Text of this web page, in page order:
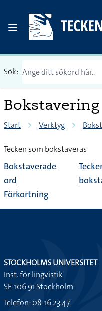
Sök:
Bokstavering
Start Verktyg
Tecken som bokstaveras
Bokstaverade
ord
Förkortning
STOCKHOLMS UNIVERSITET
Inst. för lingvistik
SE-106 91 Stockholm
Telefon: 08-16 23 47